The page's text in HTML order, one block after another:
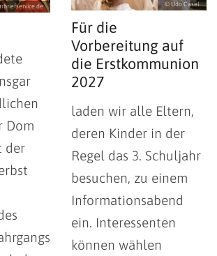
Dom
der
© Udo Casel
Für die
Vorbereitung auf
die Erstkommunion
2027
laden wir alle Eltern,
deren Kinder in der
Regel das 3. Schuljahr
besuchen, zu einem
Informationsabend
ein. Interessenten
können wählen